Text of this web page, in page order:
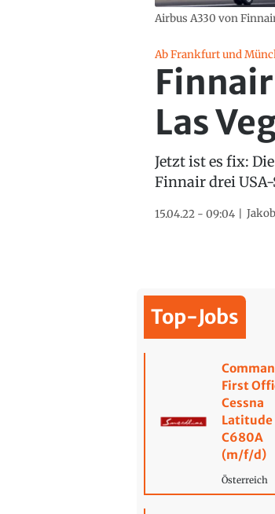
Airbus A330 von
Ab Frankfurt und
Las
Jetzt ist es fix:
Finnair drei
15.04.22 - 09:04
Top-Jobs
First
Cessna
Latitude
C680A
(m/f/d)
Österreich